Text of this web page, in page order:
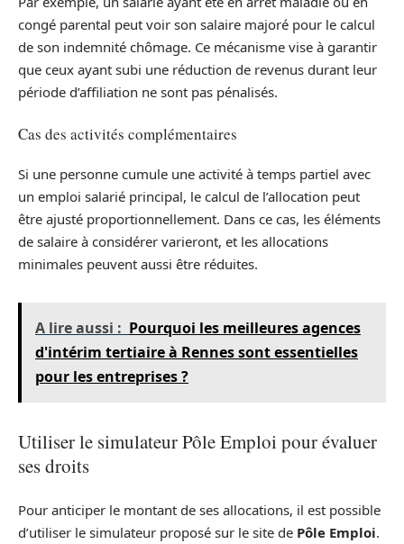
congé parental peut voir son salaire majoré pour le calcul
de son indemnité chômage. Ce mécanisme vise à garantir
que ceux ayant subi une réduction de revenus durant leur
période d’affiliation ne sont pas pénalisés.
Cas des activités complémentaires
Si une personne cumule une activité à temps partiel avec
un emploi salarié principal, le calcul de l’allocation peut
être ajusté proportionnellement. Dans ce cas, les éléments
de salaire à considérer varieront, et les allocations
minimales peuvent aussi être réduites.
A lire aussi : Pourquoi les meilleures agences
d'intérim tertiaire à Rennes sont essentielles
pour les entreprises ?
Utiliser le simulateur Pôle Emploi pour évaluer
ses droits
Pour anticiper le montant de ses allocations, il est possible
d’utiliser le simulateur proposé sur le site de Pôle Emploi.